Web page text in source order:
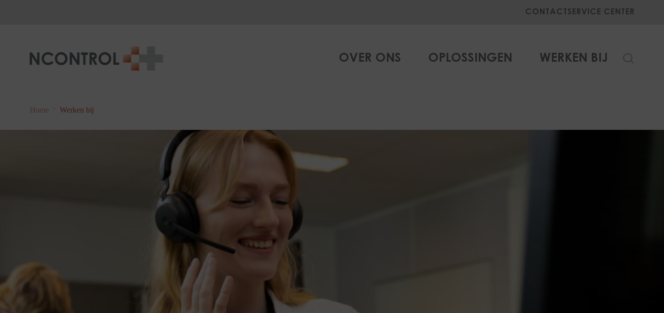
CONTACT SERVICE CENTER
OVER ONS OPLOSSINGEN WERKEN BIJ
Home Werken bij